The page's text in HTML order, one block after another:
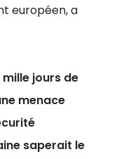
européen, a
mille jours de
menace
saperait le